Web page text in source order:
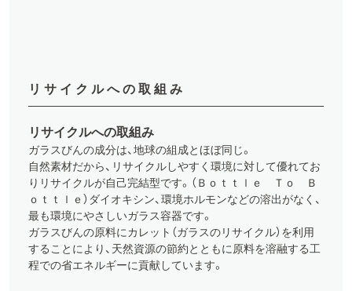
リサイクルへの取組み
リサイクルへの取組み
ガラスびんの成分は、地球の組成とほぼ同じ。
自然素材だから、リサイクルしやすく環境に対して優れてお
りリサイクルが自己完結型です。（Ｂｏｔｔｌｅ Ｔｏ Ｂ
ｏｔｔｌｅ）ダイオキシン、環境ホルモンなどの溶出がなく、
最も環境にやさしいガラス容器です。
ガラスびんの原料にカレット（ガラスのリサイクル）を利用
することにより、天然資源の節約とともに原料を溶融する工
程での省エネルギーに貢献しています。